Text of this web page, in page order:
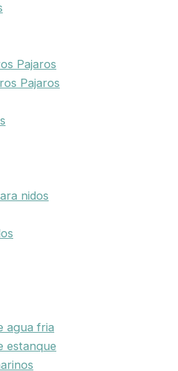
Pajaros
Pajaros
nidos
agua fria
estanque